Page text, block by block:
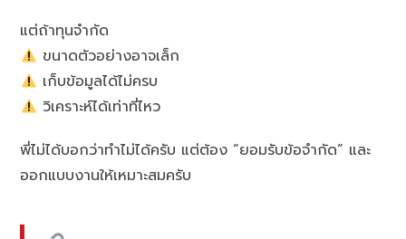
แต่ถ้าทุนจำกัด
ขนาดตัวอย่างอาจเล็ก
เก็บข้อมูลได้ไม่ครบ
วิเคราะห์ได้เท่าที่ไหว
พี่ไม่ได้บอกว่าทำไม่ได้ครับ แต่ต้อง “ยอมรับข้อจำกัด” และ
ออกแบบงานให้เหมาะสมครับ